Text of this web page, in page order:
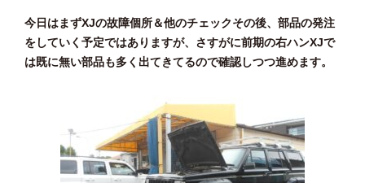
今日はまずXJの故障個所＆他のチェックその後、部品の発注
をしていく予定ではありますが、さすがに前期の右ハンXJで
は既に無い部品も多く出てきてるので確認しつつ進めます。